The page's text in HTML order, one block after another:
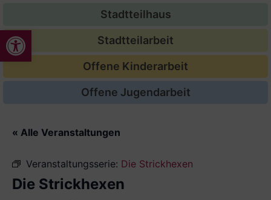
Werkzeugleiste öffnen
Stadtteilhaus
Stadtteilarbeit
Offene Kinderarbeit
Offene Jugendarbeit
« Alle Veranstaltungen
Veranstaltungsserie: Die Strickhexen
Die Strickhexen